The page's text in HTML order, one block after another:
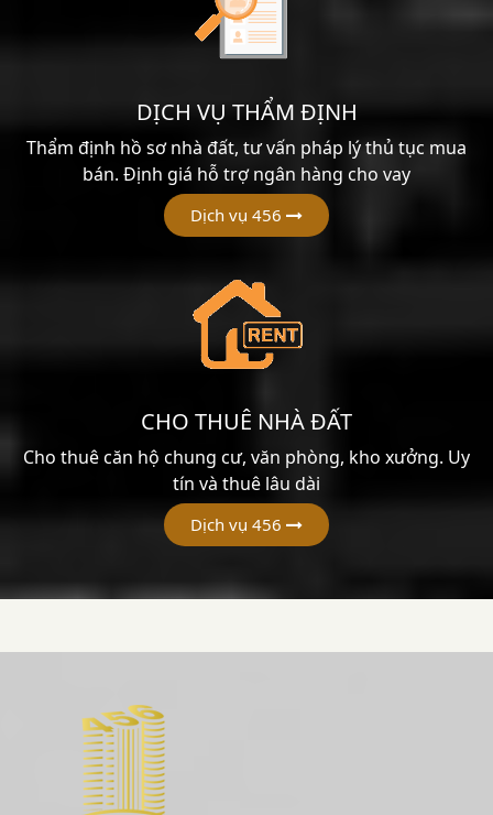
DỊCH VỤ THẨM ĐỊNH
Thẩm định hồ sơ nhà đất, tư vấn pháp lý thủ tục mua
bán. Định giá hỗ trợ ngân hàng cho vay
Dịch vụ 456
CHO THUÊ NHÀ ĐẤT
Cho thuê căn hộ chung cư, văn phòng, kho xưởng. Uy
tín và thuê lâu dài
Dịch vụ 456